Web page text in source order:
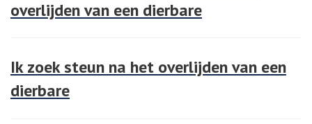
overlijden van een dierbare
Ik zoek steun na het overlijden van een
dierbare